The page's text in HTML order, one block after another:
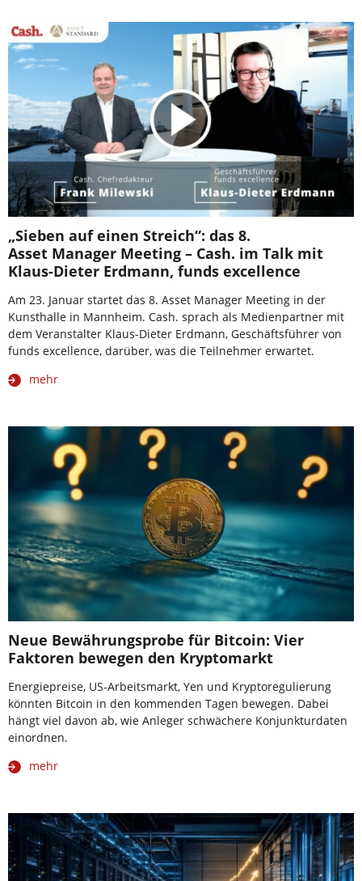
„Sieben auf einen Streich“: das 8.
Asset Manager Meeting – Cash. im Talk mit
Klaus-Dieter Erdmann, funds excellence
Am 23. Januar startet das 8. Asset Manager Meeting in der
Kunsthalle in Mannheim. Cash. sprach als Medienpartner mit
dem Veranstalter Klaus-Dieter Erdmann, Geschäftsführer von
funds excellence, darüber, was die Teilnehmer erwartet.
mehr
Neue Bewährungsprobe für Bitcoin: Vier
Faktoren bewegen den Kryptomarkt
Energiepreise, US-Arbeitsmarkt, Yen und Kryptoregulierung
könnten Bitcoin in den kommenden Tagen bewegen. Dabei
hängt viel davon ab, wie Anleger schwächere Konjunkturdaten
einordnen.
mehr